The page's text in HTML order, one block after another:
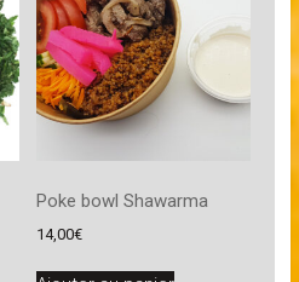
Poke bowl Shawarma
14,00€